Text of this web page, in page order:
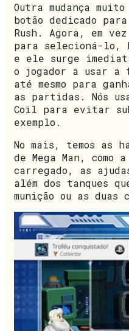
Outra mudança
botão dedicado
Rush. Agora, em
para selecioná-lo,
e ele surge
o jogador a usar a
até mesmo para
as partidas. Nós
Coil para evitar
exemplo.
No mais, temos as
de Mega Man,
carregado, as
além dos tanques
munição ou as duas